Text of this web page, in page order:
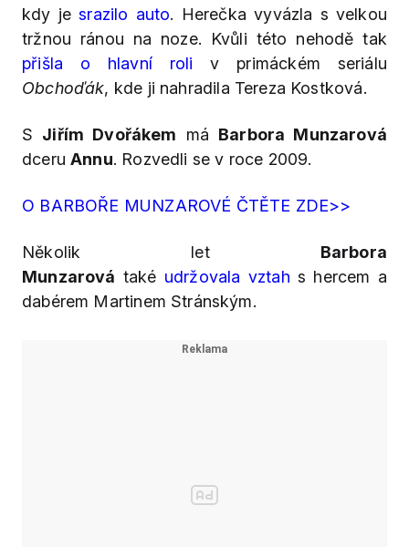
kdy jesrazilo auto. Herečka vyvázla s velkou
tržnou ránou na noze. Kvůli této nehodě tak
přišla o hlavní roli v primáckém seriálu
Obchoďák, kde ji nahradila Tereza Kostková.
S Jiřím Dvořákem má Barbora Munzarová
dceruAnnu. Rozvedli se v roce 2009.
O BARBOŘE MUNZAROVÉ ČTĚTE ZDE>>
Několik let Barbora
Munzarová také udržovala vztah s hercem a
dabérem Martinem Stránským.